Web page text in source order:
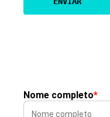
Nome completo*